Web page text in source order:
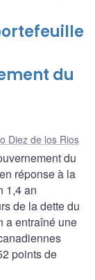
du
Diez de los Rios
du
réponse à la
1,4 an
de la dette du
a entraîné une
points de